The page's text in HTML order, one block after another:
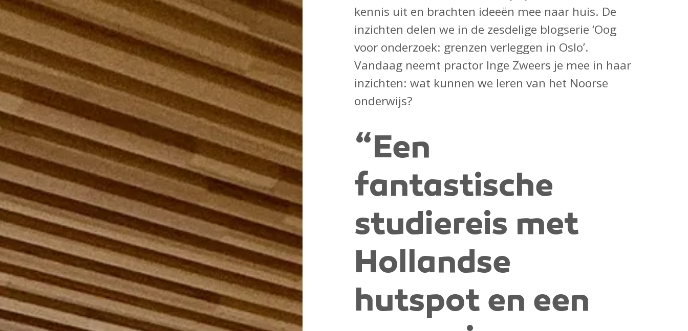
kennis uit en brachten ideeën mee naar huis. De
inzichten delen we in de zesdelige blogserie ‘Oog
voor onderzoek: grenzen verleggen in Oslo’.
Vandaag neemt practor Inge Zweers je mee in haar
inzichten: wat kunnen we leren van het Noorse
onderwijs?
“Een
fantastische
studiereis met
Hollandse
hutspot en een